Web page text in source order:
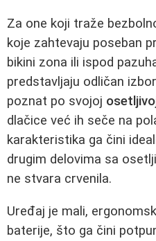
Za one koji traže
koje zahtevaju poseban
bikini zona ili ispod
predstavljaju odličan
poznat po svojoj
dlačice već ih seče na
karakteristika ga čini
drugim delovima sa
ne stvara crvenila.
Uređaj je mali,
baterije, što ga čini